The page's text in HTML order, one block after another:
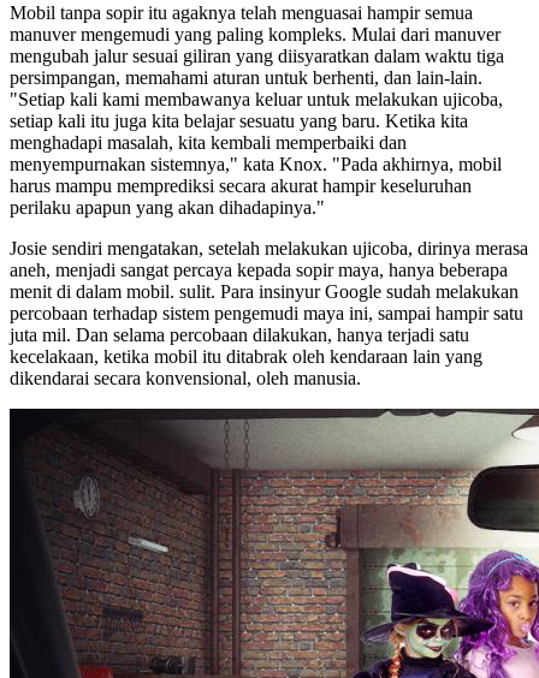
Mobil tanpa sopir itu agaknya telah menguasai hampir semua
manuver mengemudi yang paling kompleks. Mulai dari manuver
mengubah jalur sesuai giliran yang diisyaratkan dalam waktu tiga
persimpangan, memahami aturan untuk berhenti, dan lain-lain.
"Setiap kali kami membawanya keluar untuk melakukan ujicoba,
setiap kali itu juga kita belajar sesuatu yang baru. Ketika kita
menghadapi masalah, kita kembali memperbaiki dan
menyempurnakan sistemnya," kata Knox. "Pada akhirnya, mobil
harus mampu memprediksi secara akurat hampir keseluruhan
perilaku apapun yang akan dihadapinya."
Josie sendiri mengatakan, setelah melakukan ujicoba, dirinya merasa
aneh, menjadi sangat percaya kepada sopir maya, hanya beberapa
menit di dalam mobil. sulit. Para insinyur Google sudah melakukan
percobaan terhadap sistem pengemudi maya ini, sampai hampir satu
juta mil. Dan selama percobaan dilakukan, hanya terjadi satu
kecelakaan, ketika mobil itu ditabrak oleh kendaraan lain yang
dikendarai secara konvensional, oleh manusia.